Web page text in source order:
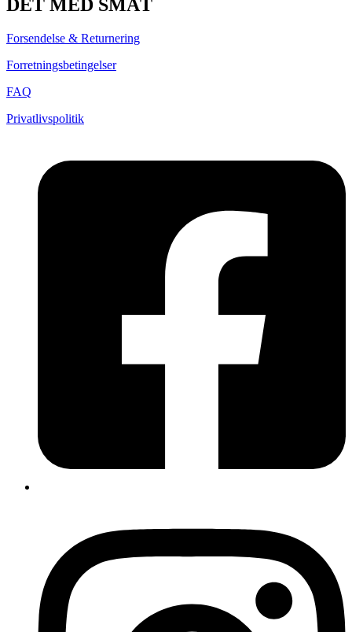
DET MED SMÅT
Forsendelse & Returnering
Forretningsbetingelser
FAQ
Privatlivspolitik